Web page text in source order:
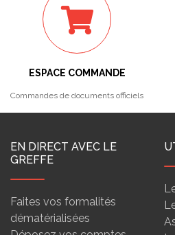
ESPACE COMMANDE
Commandes de documents officiels
EN DIRECT AVEC LE
GREFFE
Faites vos formalités
dématérialisées